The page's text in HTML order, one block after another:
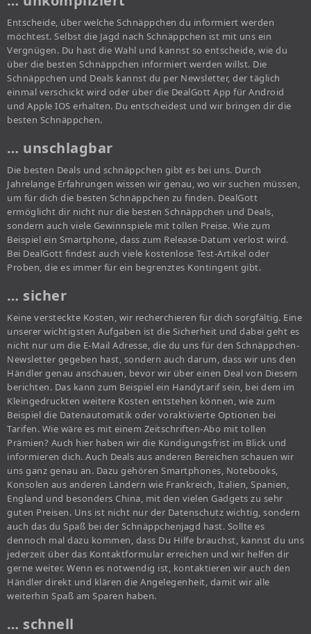
Entscheide, über welche Schnäppchen du informiert werden
möchtest. Selbst die Jagd nach Schnäppchen ist mit uns ein
Vergnügen. Du hast die Wahl und kannst so entscheide, wie du
über die besten Schnäppchen informiert werden willst. Die
Schnäppchen und Deals kannst du per Newsletter, der täglich
einmal verschickt wird oder über die DealGott App für Android
und Apple IOS erhalten. Du entscheidest und wir bringen dir die
besten Schnäppchen.
… unschlagbar
Die besten Deals und schnäppchen gibt es bei uns. Durch
Jahrelange Erfahrungen wissen wir genau, wo wir suchen müssen,
um für dich die besten Schnäppchen zu finden. DealGott
ermöglicht dir nicht nur die besten Schnäppchen und Deals,
sondern auch viele Gewinnspiele mit tollen Preise. Wie zum
Beispiel ein Smartphone, dass zum Release-Datum verlost wird.
Bei DealGott findest auch viele kostenlose Test-Artikel oder
Proben, die es immer für ein begrenztes Kontingent gibt.
… sicher
Keine versteckte Kosten, wir recherchieren für dich sorgfältig. Eine
unserer wichtigsten Aufgaben ist die Sicherheit und dabei geht es
nicht nur um die E-Mail Adresse, die du uns für den Schnäppchen-
Newsletter gegeben hast, sondern auch darum, dass wir uns den
Händler genau anschauen, bevor wir über einen Deal von Diesem
berichten. Das kann zum Beispiel ein Handytarif sein, bei dem im
Kleingedruckten weitere Kosten entstehen können, wie zum
Beispiel die Datenautomatik oder voraktivierte Optionen bei
Tarifen. Wie wäre es mit einem Zeitschriften-Abo mit tollen
Prämien? Auch hier haben wir die Kündigungsfrist im Blick und
informieren dich. Auch Deals aus anderen Bereichen schauen wir
uns ganz genau an. Dazu gehören Smartphones, Notebooks,
Konsolen aus anderen Ländern wie Frankreich, Italien, Spanien,
England und besonders China, mit den vielen Gadgets zu sehr
guten Preisen. Uns ist nicht nur der Datenschutz wichtig, sondern
auch das du Spaß bei der Schnäppchenjagd hast. Sollte es
dennoch mal dazu kommen, dass Du Hilfe brauchst, kannst du uns
jederzeit über das Kontaktformular erreichen und wir helfen dir
gerne weiter. Wenn es notwendig ist, kontaktieren wir auch den
Händler direkt und klären die Angelegenheit, damit wir alle
weiterhin Spaß am Sparen haben.
… schnell